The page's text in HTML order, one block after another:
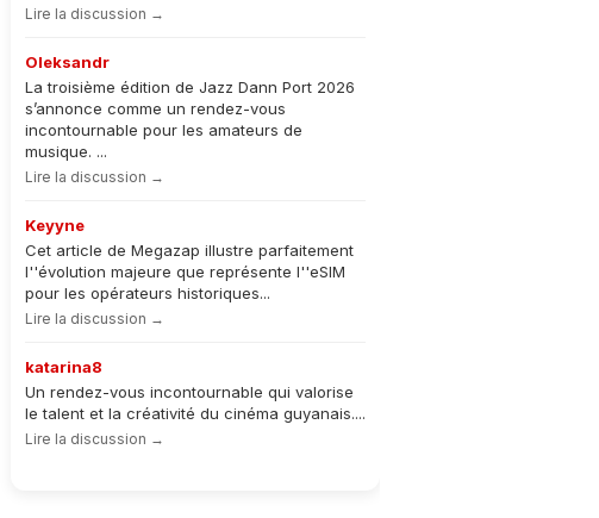
Lire la discussion →
Oleksandr
La troisième édition de Jazz Dann Port 2026
s’annonce comme un rendez-vous
incontournable pour les amateurs de
musique. ...
Lire la discussion →
Keyyne
Cet article de Megazap illustre parfaitement
l''évolution majeure que représente l''eSIM
pour les opérateurs historiques...
Lire la discussion →
katarina8
Un rendez-vous incontournable qui valorise
le talent et la créativité du cinéma guyanais....
Lire la discussion →